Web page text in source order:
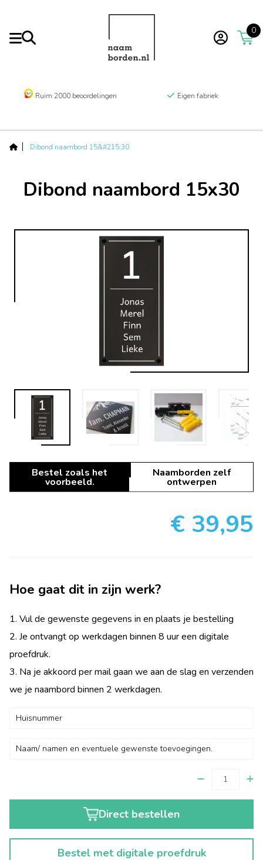
0
Ruim 2000 beoordelingen Eigen fabriek
Dibond naambord 15&#215;30
Dibond naambord 15x30
Bestel zoals het
voorbeeld.
Naamborden zelf
ontwerpen
€ 39,95
Hoe gaat dit in zijn werk?
1. Vul de gewenste gegevens in en plaats je bestelling
2. Je ontvangt op werkdagen binnen 8 uur een digitale
proefdruk.
3. Na je akkoord per mail gaan we aan de slag en verzenden
we je naambord binnen 2 werkdagen.
Direct bestellen
Bestel met digitale proefdruk